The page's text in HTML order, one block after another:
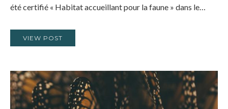
été certifié « Habitat accueillant pour la faune » dans le…
VIEW POST